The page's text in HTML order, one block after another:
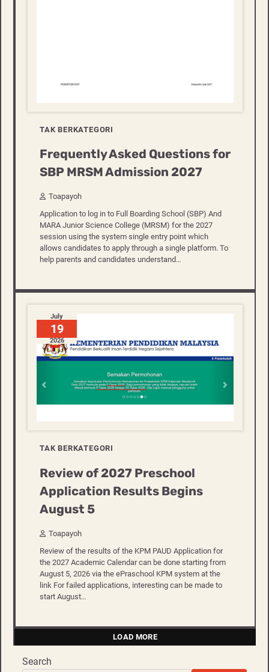
TAK BERKATEGORI
Frequently Asked Questions for
SBP MRSM Admission 2027
Toapayoh
Application to log in to Full Boarding School (SBP) And
MARA Junior Science College (MRSM) for the 2027
session using the system single entry point which
allows candidates to apply through a single platform. To
help parents and candidates understand…
July
19
2026
TAK BERKATEGORI
Review of 2027 Preschool
Application Results Begins
August 5
Toapayoh
Review of the results of the KPM PAUD Application for
the 2027 Academic Calendar can be done starting from
August 5, 2026 via the ePraschool KPM system at the
link For failed applications, interesting can be made to
start August…
LOAD MORE
Search